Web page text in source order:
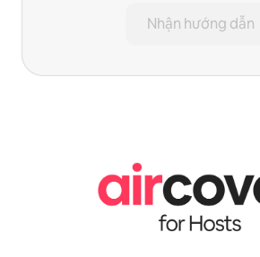
Nhận hướng dẫn